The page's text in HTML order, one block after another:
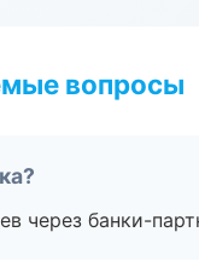
вопросы
через банки-